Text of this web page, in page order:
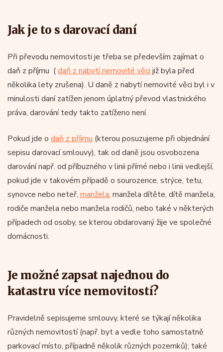
Jak je to s darovací daní
Při převodu nemovitosti je třeba se především zajímat o
daň z příjmu (daň z nabytí nemovité věci již byla před
několika lety zrušena). U daně z nabytí nemovité věci byl i v
minulosti daní zatížen jenom úplatný převod vlastnického
práva, darování tedy takto zatíženo není.
Pokud jde o daň z příjmu (kterou posuzujeme při objednání
sepisu darovací smlouvy), tak od daně jsou osvobozena
darování např. od příbuzného v linii přímé nebo i linii vedlejší,
pokud jde v takovém případě o sourozence, strýce, tetu,
synovce nebo neteř, manžela, manžela dítěte, dítě manžela,
rodiče manžela nebo manžela rodičů, nebo také v některých
případech od osoby, se kterou obdarovaný žije ve společné
domácnosti.
Je možné zapsat najednou do
katastru více nemovitostí?
Pravidelně sepisujeme smlouvy, které se týkají několika
různých nemovitostí (např. byt a vedle toho samostatně
parkovací místo, případně několik různých pozemků); také